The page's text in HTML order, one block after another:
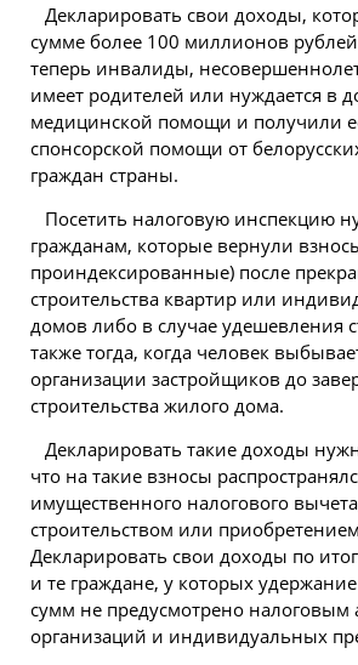
Декларировать свои доходы,
сумме более 100 миллионов
теперь инвалиды,
имеет родителей или нуждается в
медицинской помощи и получили
спонсорской помощи от
граждан страны.
Посетить налоговую инспекцию
гражданам, которые вернули
проиндексированные) после
строительства квартир или
домов либо в случае удешевления
также тогда, когда человек
организации застройщиков до
строительства жилого дома.
Декларировать такие доходы
что на такие взносы
имущественного налогового
строительством или
Декларировать свои доходы по
и те граждане, у которых
сумм не предусмотрено налоговым
организаций и индивидуальных